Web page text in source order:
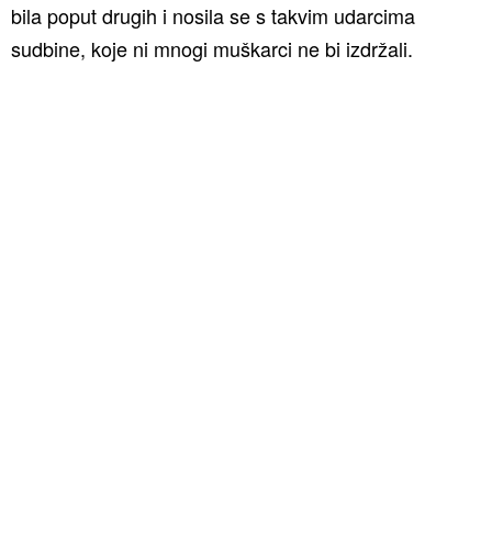
bila poput drugih i nosila se s takvim udarcima
sudbine, koje ni mnogi muškarci ne bi izdržali.